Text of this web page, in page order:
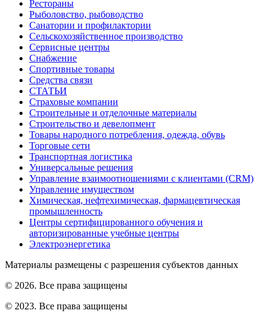
Рестораны
Рыболовство, рыбоводство
Санатории и профилактории
Сельскохозяйственное производство
Сервисные центры
Снабжение
Спортивные товары
Средства связи
СТАТЬИ
Страховые компании
Строительные и отделочные материалы
Строительство и девелопмент
Товары народного потребления, одежда, обувь
Торговые сети
Транспортная логистика
Универсальные решения
Управление взаимоотношениями с клиентами (CRM)
Управление имуществом
Химическая, нефтехимическая, фармацевтическая
промышленность
Центры сертифицированного обучения и
авторизированные учебные центры
Электроэнергетика
Материалы размещены с разрешения субъектов данных
© 2026. Все права защищены
© 2023. Все права защищены